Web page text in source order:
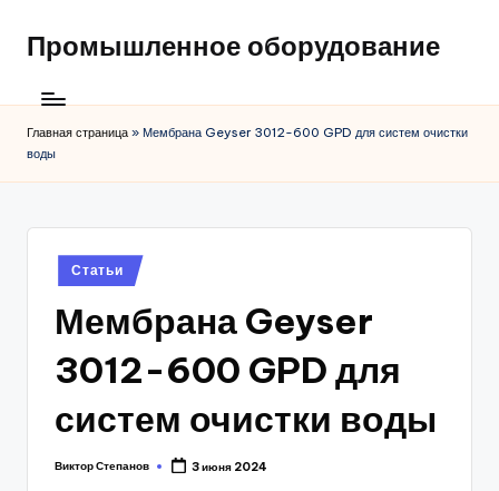
Промышленное оборудование
Главная страница » Мембрана Geyser 3012-600 GPD для систем очистки
воды
Posted
in
Статьи
Мембрана Geyser
3012-600 GPD для
систем очистки воды
Posted
Виктор Степанов 3 июня 2024